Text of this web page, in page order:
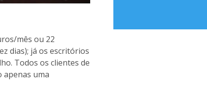
mês ou 22
dias); já os escritórios
Todos os clientes de
apenas uma